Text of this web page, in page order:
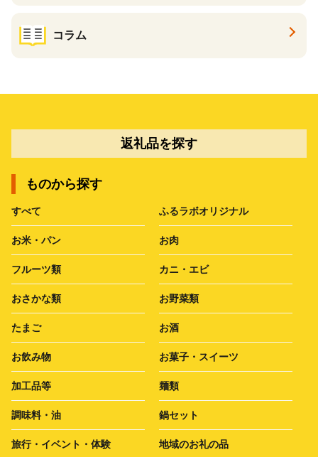
コラム
返礼品を探す
ものから探す
すべて ふるラボオリジナル
お米・パン お肉
フルーツ類 カニ・エビ
おさかな類 お野菜類
たまご お酒
お飲み物 お菓子・スイーツ
加工品等 麺類
調味料・油 鍋セット
旅行・イベント・体験 地域のお礼の品